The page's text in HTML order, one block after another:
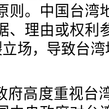
则。中国台湾
、理由或权利
立场，导致台
府高度重视台